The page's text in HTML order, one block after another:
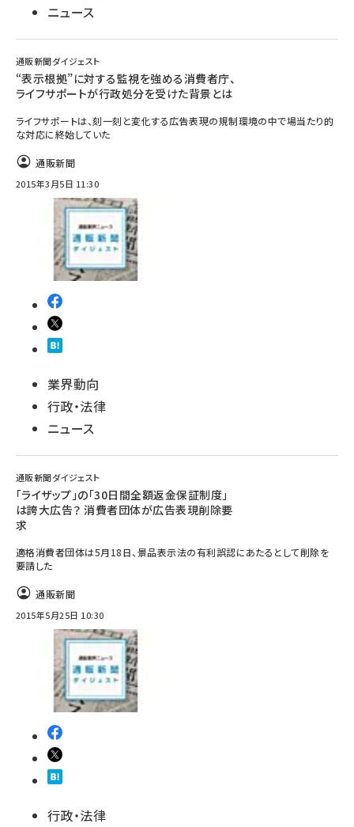
ニュース
通販新聞ダイジェスト
“表示根拠”に対する監視を強める消費者庁、
ライフサポートが行政処分を受けた背景とは
ライフサポートは、刻一刻と変化する広告表現の規制環境の中で場当たり的
な対応に終始していた
通販新聞
2015年3月5日 11:30
業界動向
行政・法律
ニュース
通販新聞ダイジェスト
「ライザップ」の「30日間全額返金保証制度」
は誇大広告？ 消費者団体が広告表現削除要
求
適格消費者団体は5月18日、景品表示法の有利誤認にあたるとして削除を
要請した
通販新聞
2015年5月25日 10:30
行政・法律